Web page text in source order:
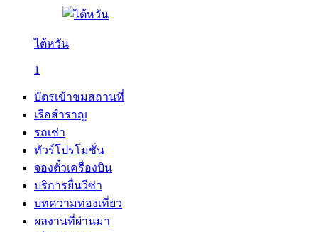
ไต้หวัน
1
บัตรเข้าชมสถานที่
เรือสำราญ
รถเช่า
ทัวร์โปรโมชั่น
จองตั๋วเครื่องบิน
บริการยื่นวีซ่า
บทความท่องเที่ยว
ผลงานที่ผ่านมา